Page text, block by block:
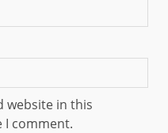
website in this
I comment.